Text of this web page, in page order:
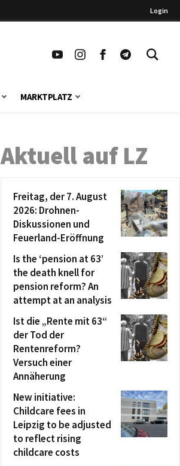
Login
MARKTPLATZ
Aktuell auf LZ
Freitag, der 7. August
2026: Drohnen-
Diskussionen und
Feuerland-Eröffnung
Is the ‘pension at 63’
the death knell for
pension reform? An
attempt at an analysis
Ist die „Rente mit 63“
der Tod der
Rentenreform?
Versuch einer
Annäherung
New initiative:
Childcare fees in
Leipzig to be adjusted
to reflect rising
childcare costs